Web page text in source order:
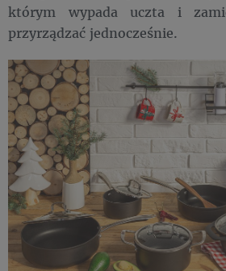
którym wypada uczta i
przyrządzać jednocześnie.